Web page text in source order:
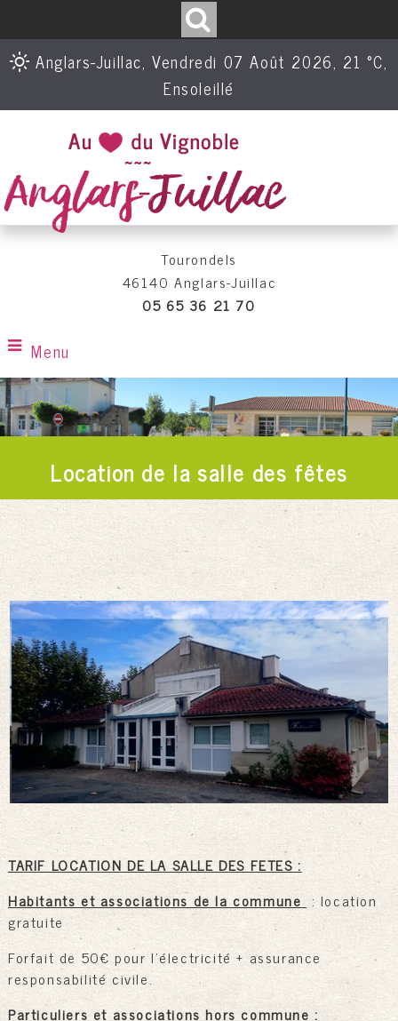
Anglars-Juillac, Vendredi 07 Août 2026, 21 °C,
Ensoleillé
Tourondels
46140 Anglars-Juillac
05 65 36 21 70
Menu
Location de la salle des fêtes
TARIF LOCATION DE LA SALLE DES FETES :
Habitants et associations de la commune : location
gratuite
Forfait de 50€ pour l'électricité + assurance
responsabilité civile.
Particuliers et associations hors commune :